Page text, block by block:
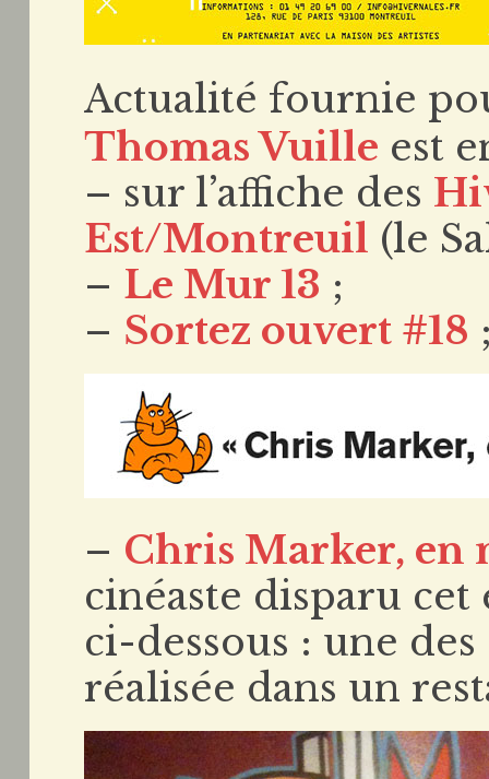
Actualité fournie
Thomas Vuille est
– sur l’affiche des
Est/Montreuil (le
– Le Mur 13 ;
– Sortez ouvert #18
– Chris Marker, en
cinéaste disparu
ci-dessous : une
réalisée dans un